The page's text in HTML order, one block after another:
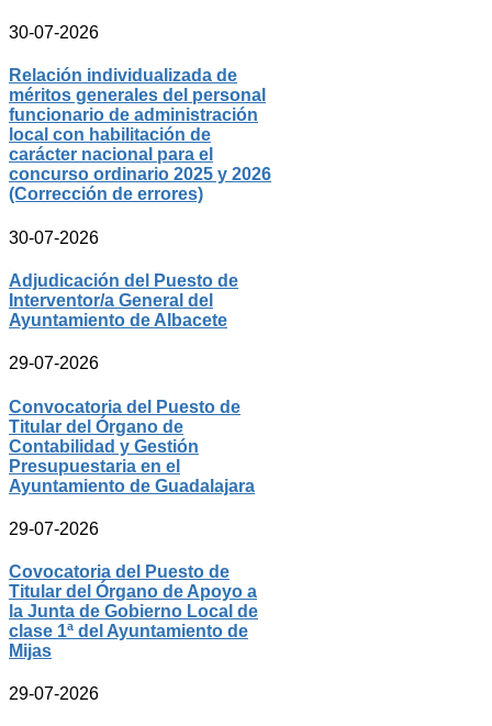
30-07-2026
Relación individualizada de
méritos generales del personal
funcionario de administración
local con habilitación de
carácter nacional para el
concurso ordinario 2025 y 2026
(Corrección de errores)
30-07-2026
Adjudicación del Puesto de
Interventor/a General del
Ayuntamiento de Albacete
29-07-2026
Convocatoria del Puesto de
Titular del Órgano de
Contabilidad y Gestión
Presupuestaria en el
Ayuntamiento de Guadalajara
29-07-2026
Covocatoria del Puesto de
Titular del Órgano de Apoyo a
la Junta de Gobierno Local de
clase 1ª del Ayuntamiento de
Mijas
29-07-2026